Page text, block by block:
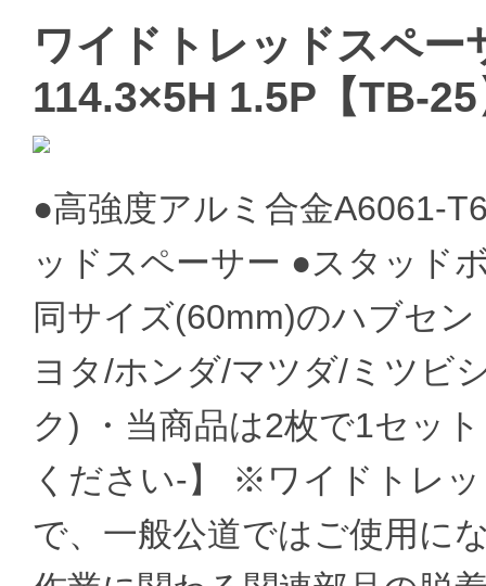
ワイドトレッドスペー
114.3×5H 1.5P【TB-
●高強度アルミ合金A6061-
ッドスペーサー ●スタッド
同サイズ(60mm)のハブセ
ヨタ/ホンダ/マツダ/ミツビ
ク) ・当商品は2枚で1セッ
ください-】 ※ワイドトレ
で、一般公道ではご使用に